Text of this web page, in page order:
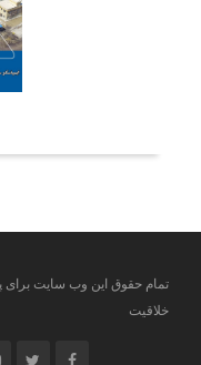
تمام حقوق این وب سایت
خلاقیت